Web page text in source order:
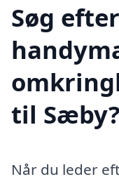
Søg
til Sæby?
Når du leder